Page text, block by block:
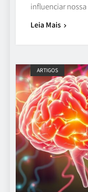
influenciar
Leia Mais
ARTIGOS